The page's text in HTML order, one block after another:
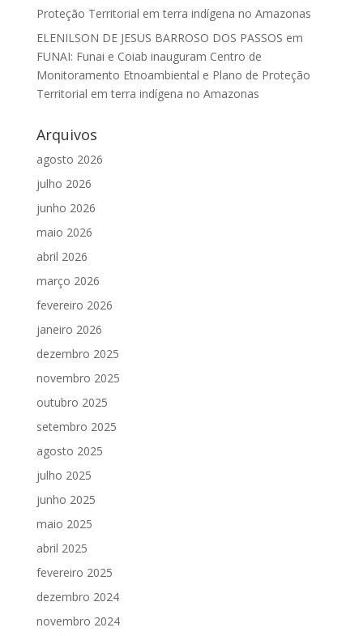
Proteção Territorial em terra indígena no Amazonas
ELENILSON DE JESUS BARROSO DOS PASSOS em
FUNAI: Funai e Coiab inauguram Centro de
Monitoramento Etnoambiental e Plano de Proteção
Territorial em terra indígena no Amazonas
Arquivos
agosto 2026
julho 2026
junho 2026
maio 2026
abril 2026
março 2026
fevereiro 2026
janeiro 2026
dezembro 2025
novembro 2025
outubro 2025
setembro 2025
agosto 2025
julho 2025
junho 2025
maio 2025
abril 2025
fevereiro 2025
dezembro 2024
novembro 2024